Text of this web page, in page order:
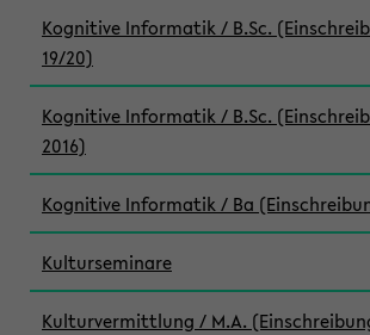
Kognitive Informatik / B.Sc.
19/20)
Kognitive Informatik / B.Sc.
2016)
Kognitive Informatik / Ba
Kulturseminare
Kulturvermittlung / M.A.